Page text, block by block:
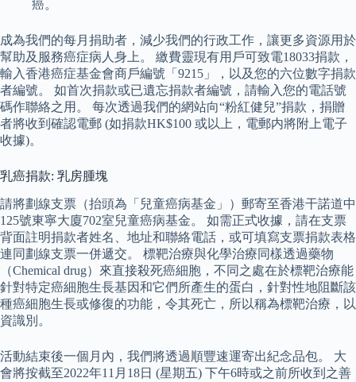
癌。
成為我們的每月捐助者，減少我們的行政工作，讓更多資源用於
幫助及服務癌症病人身上。 繳費靈現有用戶可致電18033捐款，
輸入香港癌症基金會商戶編號「9215」，以及您的六位數字捐款
者編號。 如首次捐款或已遺忘捐款者編號，請輸入您的電話號
碼作聯絡之用。 每次透過我們的網站向“粉紅健兒”捐款，捐贈
者將收到確認電郵 (如捐款HK$100 或以上，電郵内將附上電子
收據)。
乳癌捐款: 乳房腫塊
請將劃線支票（抬頭為「兒童癌病基金」）郵寄至香港干諾道中
125號東寧大廈702室兒童癌病基金。 如需正式收據，請在支票
背面註明捐款者姓名、地址和聯絡電話，或可填寫支票捐款表格
連同劃線支票一併遞交。 標靶治療與化學治療同樣透過藥物
（Chemical drug）來直接殺死癌細胞，不同之處在於標靶治療能
針對特定癌細胞生長基因和它們所產生的蛋白，針對性地阻斷該
種癌細胞生長或修復的功能，令其死亡，所以稱為標靶治療，以
資識別。
活動結束後一個月內，我們將透過順豐速運寄出紀念品包。 大
會將按截至2022年11月18日 (星期五) 下午6時或之前所收到之善